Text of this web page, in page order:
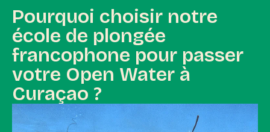
Pourquoi choisir notre
école de plongée
francophone pour passer
votre Open Water à
Curaçao ?